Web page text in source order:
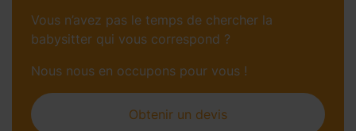
Vous n’avez pas le temps de chercher la
babysitter qui vous correspond ?
Nous nous en occupons pour vous !
Obtenir un devis